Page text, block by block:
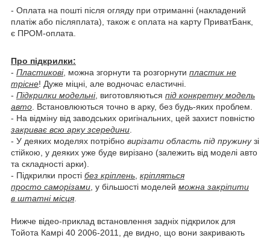
- Оплата на пошті після огляду при отриманні (накладений
платіж або післяплата), також є оплата на карту ПриватБанк,
є ПРОМ-оплата.
Про підкрилки:
- Пластикові, можна згорнути та розгорнути пластик не
трісне! Дуже міцні, але водночас еластичні.
- Підкрилки модельні, виготовляються під конкретну модель
авто . Встановлюються точно в арку, без будь-яких проблем.
- На відміну від заводських оригінальних, цей захист повністю
закриває всю арку зсередини
- У деяких моделях потрібно вирізати область під пружинузі
стійкою, у деяких уже буде вирізано (залежить від моделі авто
та складності арки).
- Підкрилки прості без кріплень кріпляться
просто саморізами , у більшості моделей можна закріпити
в штатні місця
Нижче відео-приклад встановлення задніх підкрилок для
Тойота Камрі 40 2006-2011, де видно, що вони закривають